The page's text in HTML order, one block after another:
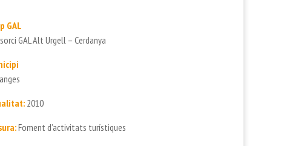
GAL
GAL Alt Urgell – Cerdanya
2010
Foment d’activitats turístiques